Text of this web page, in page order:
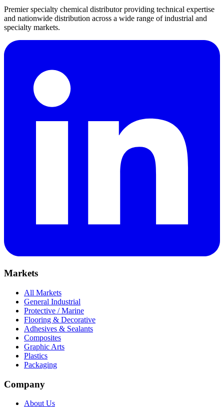
Premier specialty chemical distributor providing technical expertise
and nationwide distribution across a wide range of industrial and
specialty markets.
Markets
All Markets
General Industrial
Protective / Marine
Flooring & Decorative
Adhesives & Sealants
Composites
Graphic Arts
Plastics
Packaging
Company
About Us